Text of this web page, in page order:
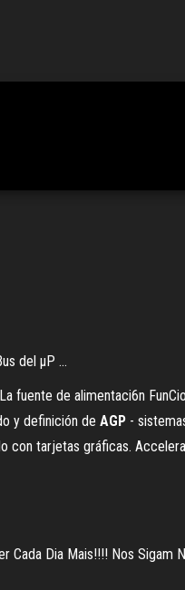
del µP ...
La fuente de alimentaci6n
y definición de AGP -
con tarjetas gráficas.
Cada Dia Mais!!!! Nos Sigam